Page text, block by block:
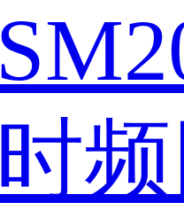
时